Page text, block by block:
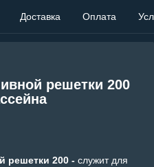
Доставка Оплата
решетки 200
решетки 200 - служит для